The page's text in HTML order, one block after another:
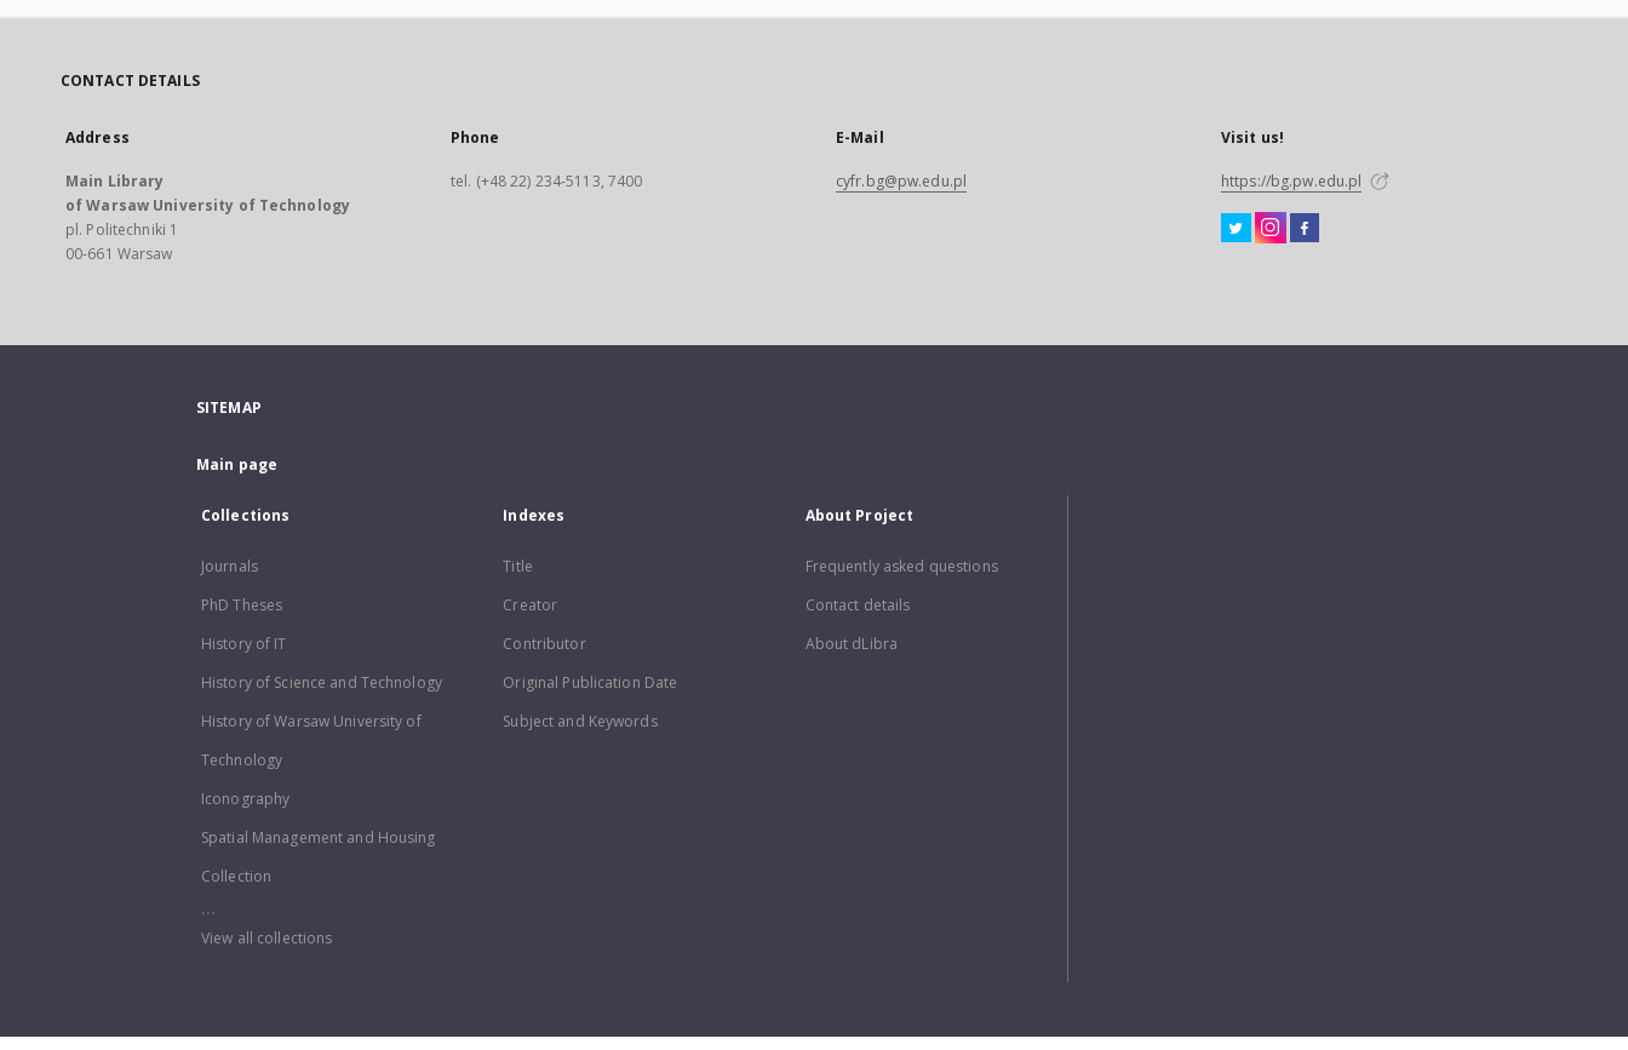
CONTACT DETAILS
Address
Main Library
of Warsaw University of Technology
pl. Politechniki 1
00-661 Warsaw
Phone
tel. (+48 22) 234-5113, 7400
E-Mail
cyfr.bg@pw.edu.pl
Visit us!
https://bg.pw.edu.pl
SITEMAP
Main page
Collections
Journals
PhD Theses
History of IT
History of Science and Technology
History of Warsaw University of
Technology
Iconography
Spatial Management and Housing
Collection
...
View all collections
Indexes
Title
Creator
Contributor
Original Publication Date
Subject and Keywords
About Project
Frequently asked questions
Contact details
About dLibra